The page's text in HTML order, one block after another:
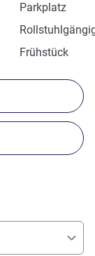
Parkplatz
Frühstück